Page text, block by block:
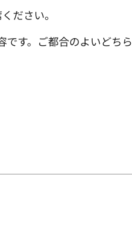
ださい。
す。ご都合のよいどち